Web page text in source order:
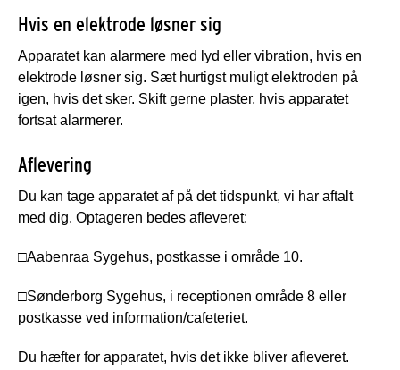
Hvis en elektrode løsner sig
Apparatet kan alarmere med lyd eller vibration, hvis en
elektrode løsner sig. Sæt hurtigst muligt elektroden på
igen, hvis det sker. Skift gerne plaster, hvis apparatet
fortsat alarmerer.
Aflevering
Du kan tage apparatet af på det tidspunkt, vi har aftalt
med dig. Optageren bedes afleveret:
□Aabenraa Sygehus, postkasse i område 10.
□Sønderborg Sygehus, i receptionen område 8 eller
postkasse ved information/cafeteriet.
Du hæfter for apparatet, hvis det ikke bliver afleveret.